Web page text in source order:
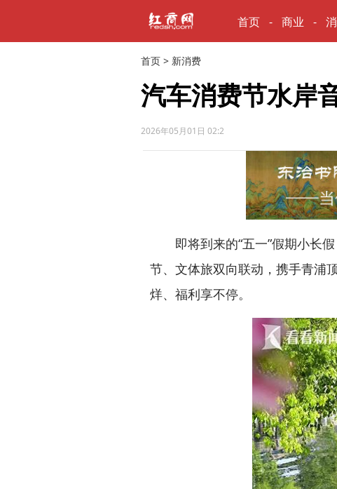
首页 商业
首页 > 新消费
汽车消费节水岸
2026年05月01日 02:2
即将到来的“五一”假期小长假
节、文体旅双向联动，携手青浦
烊、福利享不停。